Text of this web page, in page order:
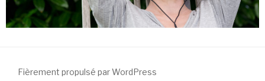
Fièrement propulsé par WordPress